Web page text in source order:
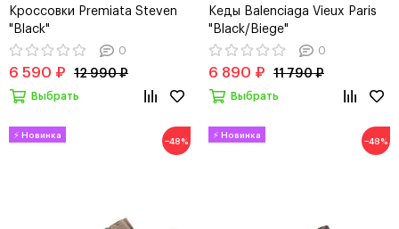
Кроссовки Premiata Steven
"Black"
0
6 590 ₽ 12 990 ₽
Выбрать
Кеды Balenciaga Vieux Paris
"Black/Biege"
0
6 890 ₽ 11 790 ₽
Выбрать
−48% −48%